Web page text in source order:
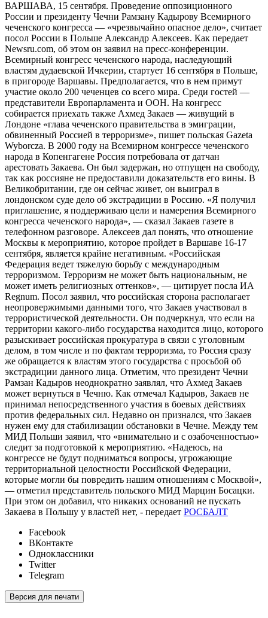
ВАРШАВА, 15 сентября. Проведение оппозиционного
России и президенту Чечни Рамзану Кадырову Всемирного
чеченского конгресса — «чрезвычайно опасное дело», считает
посол России в Польше Александр Алексеев. Как передает
Newsru.com, об этом он заявил на пресс-конференции.
Всемирный конгресс чеченского народа, наследующий
властям дудаевской Ичкерии, стартует 16 сентября в Польше,
в пригороде Варшавы. Предполагается, что в нем примут
участие около 200 чеченцев со всего мира. Среди гостей —
представители Европарламента и ООН. На конгресс
собирается приехать также Ахмед Закаев — живущий в
Лондоне «глава чеченского правительства в эмиграции,
обвиненный Россией в терроризме», пишет польская Gazeta
Wyborcza. В 2000 году на Всемирном конгрессе чеченского
народа в Копенгагене Россия потребовала от датчан
арестовать Закаева. Он был задержан, но отпущен на свободу,
так как россияне не предоставили доказательств его вины. В
Великобритании, где он сейчас живет, он выиграл в
лондонском суде дело об экстрадиции в Россию. «Я получил
приглашение, я поддерживаю цели и намерения Всемирного
конгресса чеченского народа», — сказал Закаев газете в
телефонном разговоре. Алексеев дал понять, что отношение
Москвы к мероприятию, которое пройдет в Варшаве 16-17
сентября, является крайне негативным. «Российская
Федерация ведет тяжелую борьбу с международным
терроризмом. Терроризм не может быть национальным, не
может иметь религиозных оттенков», — цитирует посла ИА
Regnum. Посол заявил, что российская сторона располагает
неопровержимыми данными того, что Закаев участвовал в
террористической деятельности. Он подчеркнул, что если на
территории какого-либо государства находится лицо, которого
разыскивает российская прокуратура в связи с уголовным
делом, в том числе и по фактам терроризма, то Россия сразу
же обращается к властям этого государства с просьбой об
экстрадиции данного лица. Отметим, что президент Чечни
Рамзан Кадыров неоднократно заявлял, что Ахмед Закаев
может вернуться в Чечню. Как отмечал Кадыров, Закаев не
принимал непосредственного участия в боевых действиях
против федеральных сил. Недавно он признался, что Закаев
нужен ему для стабилизации обстановки в Чечне. Между тем
МИД Польши заявил, что «внимательно и с озабоченностью»
следит за подготовкой к мероприятию. «Надеюсь, на
конгрессе не будут подниматься вопросы, угрожающие
территориальной целостности Российской Федерации,
которые могли бы повредить нашим отношениям с Москвой»,
— отметил представитель польского МИД Марцин Босацки.
При этом он добавил, что никаких оснований не пускать
Закаева в Польшу у властей нет, - передает РОСБАЛТ
Facebook
ВКонтакте
Одноклассники
Twitter
Telegram
Версия для печати